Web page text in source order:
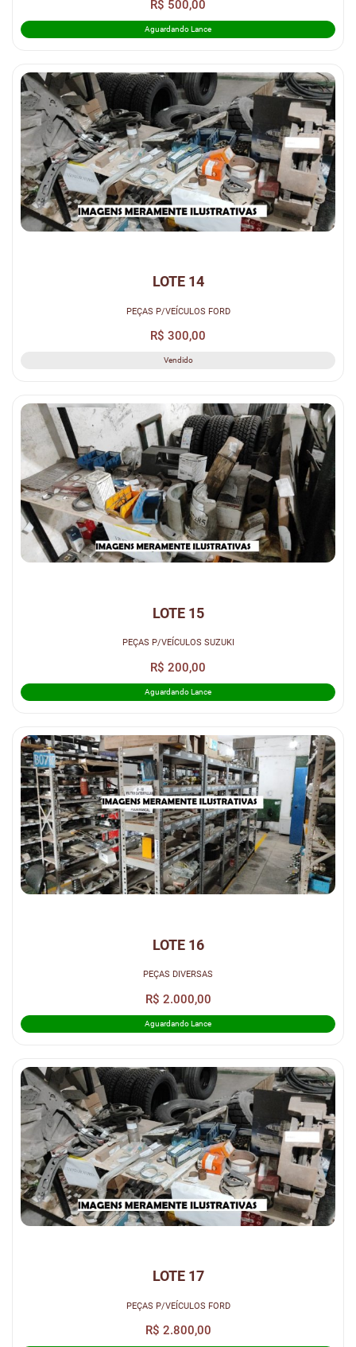
R$ 500,00
Aguardando Lance
LOTE 14
PEÇAS P/VEÍCULOS FORD
R$ 300,00
Vendido
LOTE 15
PEÇAS P/VEÍCULOS SUZUKI
R$ 200,00
Aguardando Lance
LOTE 16
PEÇAS DIVERSAS
R$ 2.000,00
Aguardando Lance
LOTE 17
PEÇAS P/VEÍCULOS FORD
R$ 2.800,00